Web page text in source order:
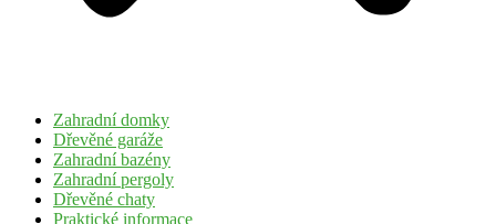
Zahradní domky
Dřevěné garáže
Zahradní bazény
Zahradní pergoly
Dřevěné chaty
Praktické informace